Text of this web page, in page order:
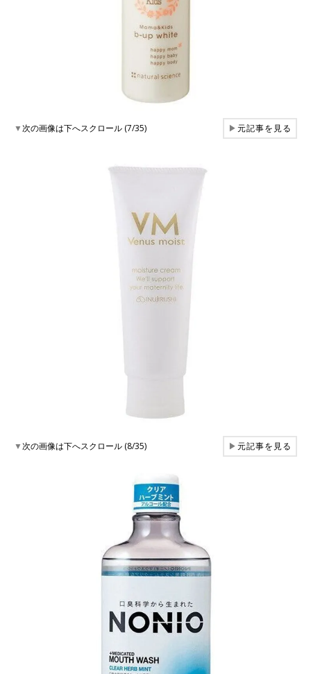
▼次の画像は下へスクロール (7/35) ▶元記事を見る
▼次の画像は下へスクロール (8/35) ▶元記事を見る